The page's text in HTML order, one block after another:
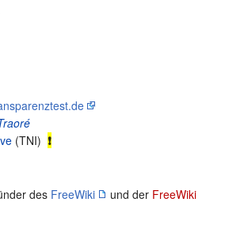
(TNI) ❗
des FreeWiki und der FreeWiki